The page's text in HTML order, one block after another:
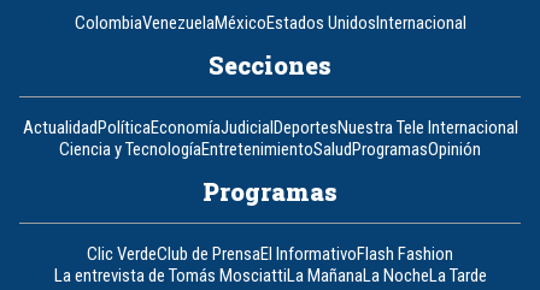
ColombiaVenezuelaMéxicoEstados UnidosInternacional
Secciones
ActualidadPolíticaEconomíaJudicialDeportesNuestra Tele Internacional
Ciencia y TecnologíaEntretenimientoSaludProgramasOpinión
Programas
Clic VerdeClub de PrensaEl InformativoFlash Fashion
La entrevista de Tomás MosciattiLa MañanaLa NocheLa Tarde